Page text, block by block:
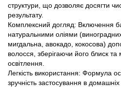
структури, що дозволяє досягти
результату.
Комплексний догляд: Включення
натуральними оліями (виноградних
мигдальна, авокадо, кокосова)
волосся, зберігаючи його блиск та
освітлення.
Легкість використання: Формула
зручність застосування в